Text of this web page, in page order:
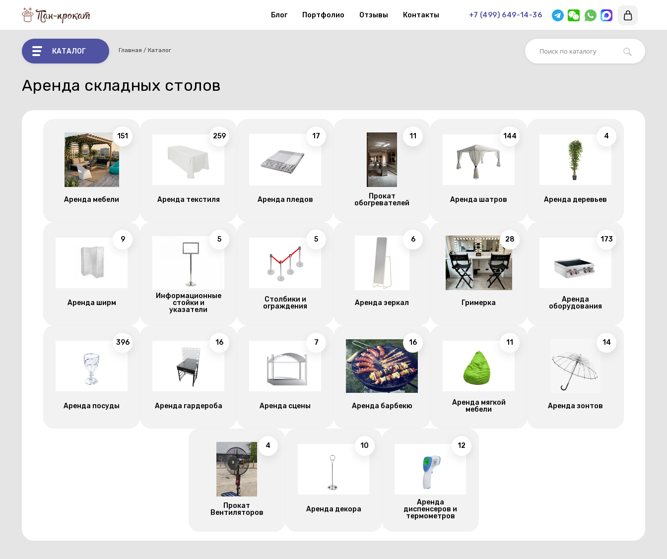
+7 (499) 649-14-36
Блог Портфолио Отзывы Контакты
КАТАЛОГ Главная Каталог
Аренда складных столов
151
Аренда мебели
259
Аренда текстиля
17
Аренда пледов
11
Прокат
обогревателей
144
Аренда шатров
4
Аренда деревьев
9
Аренда ширм
5
Информационные
стойки и
указатели
5
Столбики и
ограждения
6
Аренда зеркал
28
Гримерка
173
Аренда
оборудования
396
Аренда посуды
16
Аренда гардероба
7
Аренда сцены
16
Аренда барбекю
11
Аренда мягкой
мебели
14
Аренда зонтов
4
Прокат
Вентиляторов
10
Аренда декора
12
Аренда
диспенсеров и
термометров